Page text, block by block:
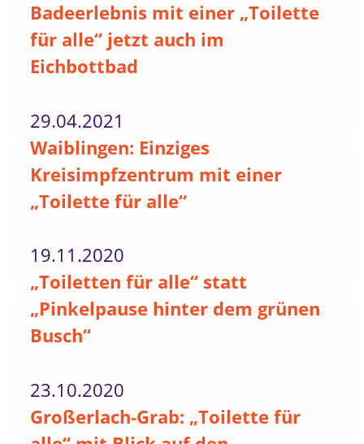
Badeerlebnis mit einer „Toilette
für alle“ jetzt auch im
Eichbottbad
29.04.2021
Waiblingen: Einziges
Kreisimpfzentrum mit einer
„Toilette für alle“
19.11.2020
„Toiletten für alle“ statt
„Pinkelpause hinter dem grünen
Busch“
23.10.2020
Großerlach-Grab: „Toilette für